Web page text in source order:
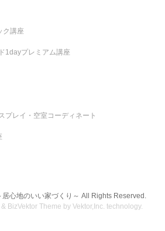
ク講座
1dayプレミアム講座
プレイ・空室コーディネート
心地のいい家づくり～ All Rights Reserved.
& BizVektor Theme byVektor,Inc. technology.